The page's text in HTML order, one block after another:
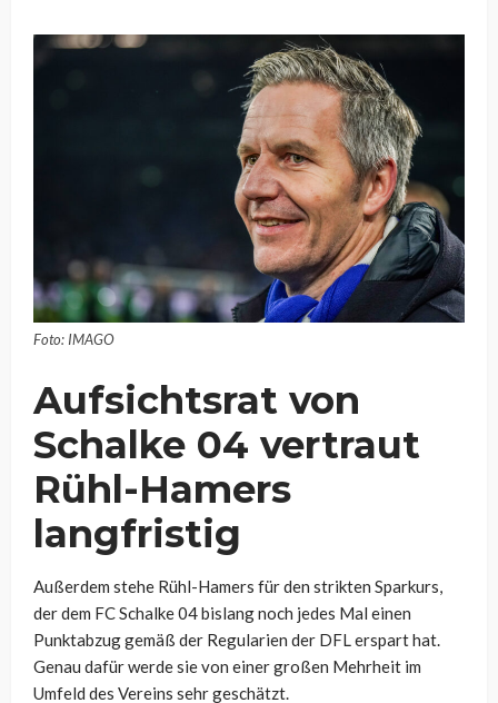
Foto: IMAGO
Aufsichtsrat von
Schalke 04 vertraut
Rühl-Hamers
langfristig
Außerdem stehe Rühl-Hamers für den strikten Sparkurs,
der dem FC Schalke 04 bislang noch jedes Mal einen
Punktabzug gemäß der Regularien der DFL erspart hat.
Genau dafür werde sie von einer großen Mehrheit im
Umfeld des Vereins sehr geschätzt.